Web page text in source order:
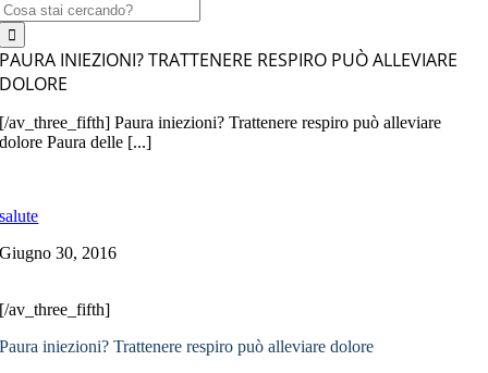
PAURA INIEZIONI? TRATTENERE RESPIRO PUÒ ALLEVIARE
DOLORE
[/av_three_fifth] Paura iniezioni? Trattenere respiro può alleviare
dolore Paura delle [...]
salute
Giugno 30, 2016
[/av_three_fifth]
Paura iniezioni? Trattenere respiro può alleviare dolore